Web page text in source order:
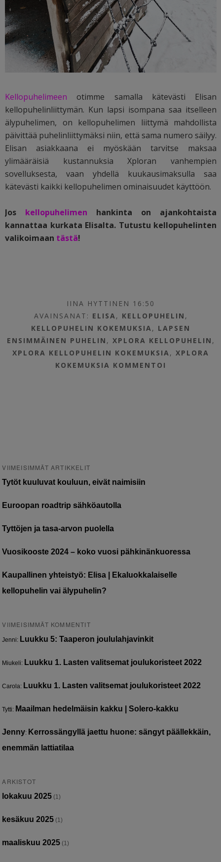
Kellopuhelimeen otimme samalla kätevästi Elisan
kellopuhelinliittymän. Kun lapsi isompana saa itselleen
älypuhelimen, on kellopuhelimen liittymä mahdollista
päivittää puhelinliittymäksi niin, että sama numero säilyy.
Elisan asiakkaana ei myöskään tarvitse maksaa
ylimääräisiä kustannuksia Xploran vanhempien
sovelluksesta, vaan yhdellä kuukausimaksulla saa
kätevästi kaikki kellopuhelimen ominaisuudet käyttöön.
Jos kellopuhelimen hankinta on ajankohtaista
kannattaa kurkata Elisalta. Tutustu kellopuhelinten
valikoimaan tästä!
IINA HYTTINEN 16:50
AVAINSANAT: ELISA, KELLOPUHELIN ,
KELLOPUHELIN KOKEMUKSIA, LAPSEN
ENSIMMÄINEN PUHELIN , XPLORA KELLOPUHELIN ,
XPLORA KELLOPUHELIN KOKEMUKSIA,XPLORA
KOKEMUKSIA KOMMENTOI
VIIMEISIMMÄT ARTIKKELIT
Tytöt kuuluvat kouluun, eivät naimisiin
Euroopan roadtrip sähköautolla
Tyttöjen ja tasa-arvon puolella
Vuosikooste 2024 – koko vuosi pähkinänkuoressa
Kaupallinen yhteistyö: Elisa | Ekaluokkalaiselle
kellopuhelin vai älypuhelin?
VIIMEISIMMÄT KOMMENTIT
Jenni: Luukku 5: Taaperon joululahjavinkit
Miukeli: Luukku 1. Lasten valitsemat joulukoristeet 2022
Carola: Luukku 1. Lasten valitsemat joulukoristeet 2022
Tytti: Maailman hedelmäisin kakku | Solero-kakku
Jenny: Kerrossängyllä jaettu huone: sängyt päällekkäin,
enemmän lattiatilaa
ARKISTOT
lokakuu 2025 (1)
kesäkuu 2025 (1)
maaliskuu 2025 (1)